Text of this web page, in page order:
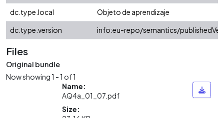
dc.type.local
Objeto de aprendizaje
dc.type.version
info:eu-repo/semantics/
Files
Original bundle
Now showing1 - 1 of 1
Name:
AQ4a_01_07.pdf
Size: